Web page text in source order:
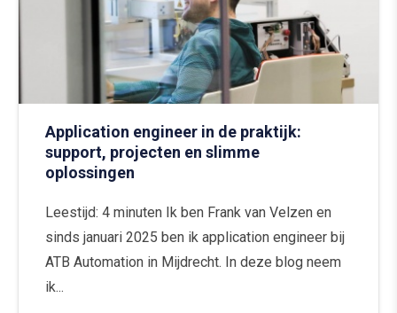
Application engineer in de praktijk:
support, projecten en slimme
oplossingen
Leestijd: 4 minuten Ik ben Frank van Velzen en
sinds januari 2025 ben ik application engineer bij
ATB Automation in Mijdrecht. In deze blog neem
ik...